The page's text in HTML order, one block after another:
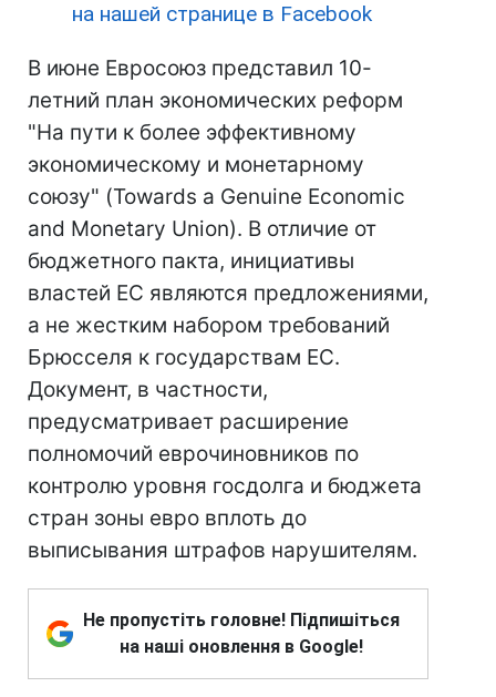
на нашей странице в Facebook
В июне Евросоюз представил 10-
летний план экономических реформ
"На пути к более эффективному
экономическому и монетарному
союзу" (Towards a Genuine Economic
and Monetary Union). В отличие от
бюджетного пакта, инициативы
властей ЕС являются предложениями,
а не жестким набором требований
Брюсселя к государствам ЕС.
Документ, в частности,
предусматривает расширение
полномочий еврочиновников по
контролю уровня госдолга и бюджета
стран зоны евро вплоть до
выписывания штрафов нарушителям.
Не пропустіть головне! Підпишіться
на наші оновлення в Google!